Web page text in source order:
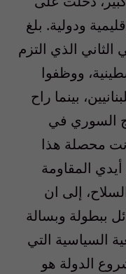
ودولية. بلغ
الذي التزم
ووظفوا
بينما راح
السوري في
محصلة هذا
المقاومة
إلى ان
ببطولة وبسالة
السياسية التي
الدولة هو